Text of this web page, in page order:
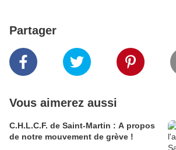
Partager
Vous aimerez aussi
C.H.L.C.F. de Saint-Martin : A propos
de notre mouvement de grève !